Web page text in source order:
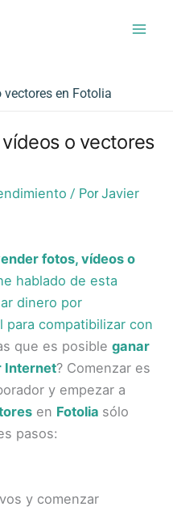
en Fotolia
o vectores
/ PorJavier
fotos, vídeos o
hablado de esta
dinero por
para compatibilizar con
que es posible ganar
Internet? Comenzar es
y empezar a
en Fotolia sólo
pasos:
y comenzar